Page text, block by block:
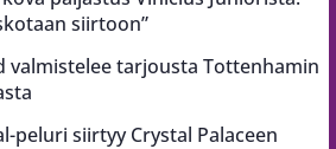
siirtoon”
valmistelee tarjousta Tottenhamin
peluri siirtyy Crystal Palaceen